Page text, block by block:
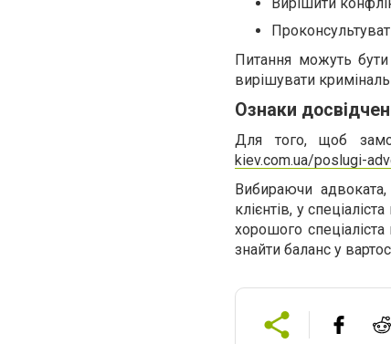
Питання можуть
вирішувати
Ознаки
Для того, щоб
kiev.com.ua/poslugi-
Вибираючи
клієнтів, у
хорошого
знайти баланс у